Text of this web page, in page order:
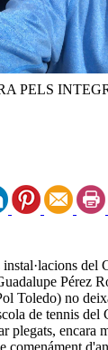
PELS
del
Pérez
Toledo) no
de tennis del
plegats, encara
comenáment